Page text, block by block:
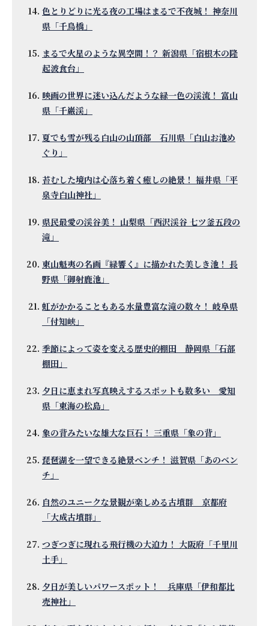
色とりどりに光る夜の工場はまるで不夜城！ 神奈川
県「千鳥橋」
まるで火星のような異空間！？ 新潟県「宿根木の隆
起波食台」
映画の世界に迷い込んだような緑一色の渓流！ 富山
県「千巌渓」
夏でも雪が残る白山の山頂部 石川県「白山お池め
ぐり」
苔むした境内は心落ち着く癒しの絶景！ 福井県「平
泉寺白山神社」
県民最愛の渓谷美！ 山梨県「西沢渓谷 七ツ釜五段の
滝」
東山魁夷の名画『緑響く』に描かれた美しき池！ 長
野県「御射鹿池」
虹がかかることもある水量豊富な滝の数々！ 岐阜県
「付知峡」
季節によって姿を変える歴史的棚田 静岡県「石部
棚田」
夕日に恵まれ写真映えするスポットも数多い 愛知
県「東海の松島」
象の背みたいな雄大な巨石！ 三重県「象の背」
琵琶湖を一望できる絶景ベンチ！ 滋賀県「あのベン
チ」
自然のユニークな景観が楽しめる古墳群 京都府
「大成古墳群」
つぎつぎに現れる飛行機の大迫力！ 大阪府「千里川
土手」
夕日が美しいパワースポット！ 兵庫県「伊和都比
売神社」